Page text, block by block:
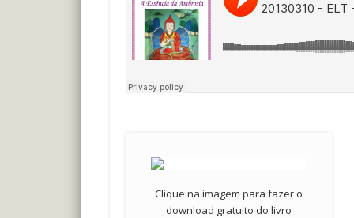
Clique na imagem para fazer o
download gratuito do livro